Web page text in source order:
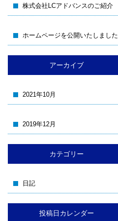
株式会社LCアドバンスのご紹介
ホームページを公開いたしました
アーカイブ
2021年10月
2019年12月
カテゴリー
日記
投稿日カレンダー